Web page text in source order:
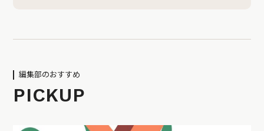
編集部のおすすめ
PICKUP